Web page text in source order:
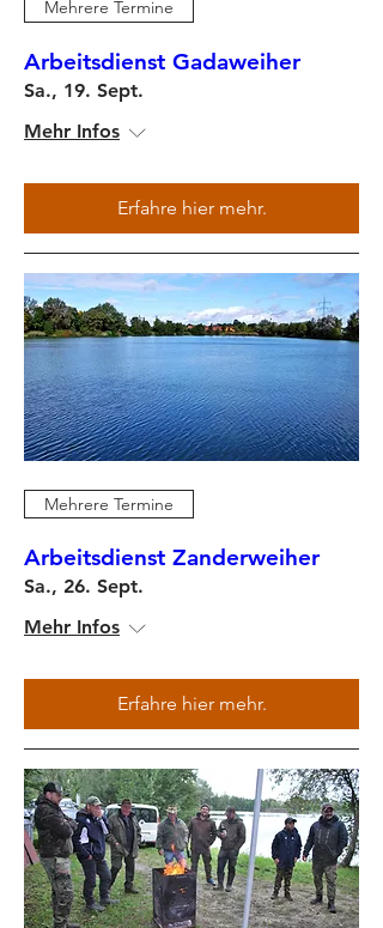
Mehrere Termine
Arbeitsdienst Gadaweiher
Sa., 19. Sept.
Mehr Infos
Erfahre hier mehr.
Mehrere Termine
Arbeitsdienst Zanderweiher
Sa., 26. Sept.
Mehr Infos
Erfahre hier mehr.